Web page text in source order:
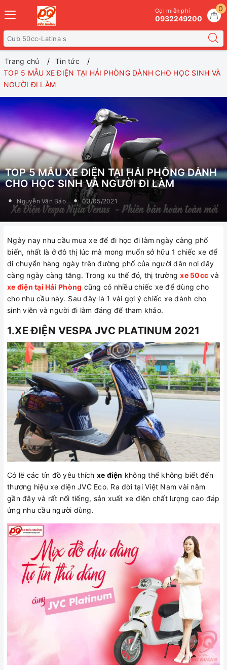
0
Gọi miễn phí
0932249200
Trang chủ
Tin tức
TOP 5 MẪU XE ĐIỆN TẠI HẢI PHÒNG DÀNH CHO HỌC SINH VÀ
NGƯỜI ĐI LÀM
TOP 5 MẪU XE ĐIỆN TẠI HẢI PHÒNG DÀNH
CHO HỌC SINH VÀ NGƯỜI ĐI LÀM
Nguyễn Văn Bảo 03/05/2021
Ngày nay nhu cầu mua xe để đi học đi làm ngày càng phổ
biến, nhất là ở đô thị lúc mà mong muốn sở hữu 1 chiếc xe để
di chuyển hàng ngày trên đường phố của người dân nơi đây
càng ngày càng tăng. Trong xu thế đó, thị trườngxe 50cc và
xe điện tại Hải Phòng cũng có nhiều chiếc xe để dùng cho
cho nhu cầu này. Sau đây là 1 vài gợi ý chiếc xe dành cho
sinh viên và người đi làm đáng để tham khảo.
1.XE ĐIỆN VESPA JVC PLATINUM 2021
Có lẽ các tín đồ yêu thích xe điện không thể không biết đến
thương hiệu xe điện JVC Eco. Ra đời tại Việt Nam vài năm
gần đây và rất nổi tiếng, sản xuất xe điện chất lượng cao đáp
ứng nhu cầu người dùng.